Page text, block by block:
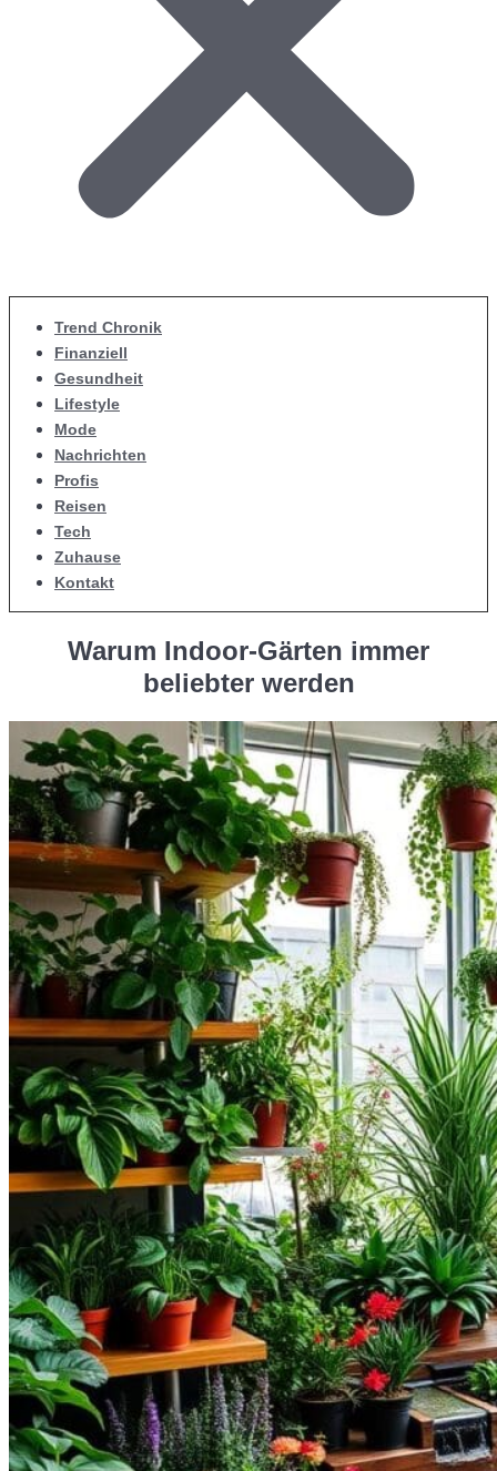
Trend Chronik
Finanziell
Gesundheit
Lifestyle
Mode
Nachrichten
Profis
Reisen
Tech
Zuhause
Kontakt
Warum Indoor-Gärten immer
beliebter werden